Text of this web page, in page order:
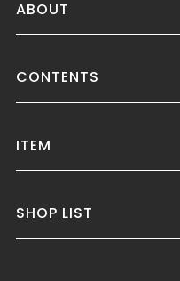
ABOUT
CONTENTS
ITEM
SHOP LIST